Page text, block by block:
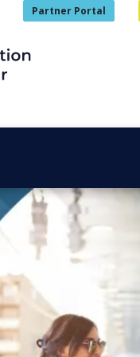
Partner Portal